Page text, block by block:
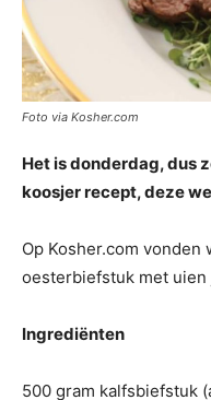
Foto via Kosher.com
Het is donderdag, dus
koosjer recept, deze
Op Kosher.com
oesterbiefstuk met uien
Ingrediënten
500 gram kalfsbiefstuk